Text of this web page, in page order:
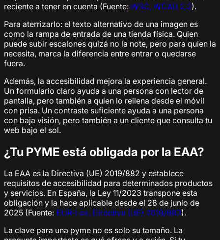
reciente a tener en cuenta (Fuente: W3C, WCAG 2.2).
Para aterrizarlo: el texto alternativo de una imagen es
como la rampa de entrada de una tienda física. Quien
puede subir escalones quizá no la note, pero para quien la
necesita, marca la diferencia entre entrar o quedarse
fuera.
Además, la accesibilidad mejora la experiencia general.
Un formulario claro ayuda a una persona con lector de
pantalla, pero también a quien lo rellena desde el móvil
con prisa. Un contraste suficiente ayuda a una persona
con baja visión, pero también a un cliente que consulta tu
web bajo el sol.
¿Tu PYME está obligada por la EAA?
La EAA es la Directiva (UE) 2019/882 y establece
requisitos de accesibilidad para determinados productos
y servicios. En España, la Ley 11/2023 transpone esta
obligación y la hace aplicable desde el 28 de junio de
2025 (Fuente: EUR-Lex, Directiva (UE) 2019/882).
La clave para una pyme no es solo su tamaño. La